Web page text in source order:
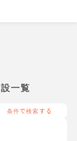
一覧
条件で検索する